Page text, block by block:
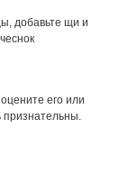
добавьте щи и
его или